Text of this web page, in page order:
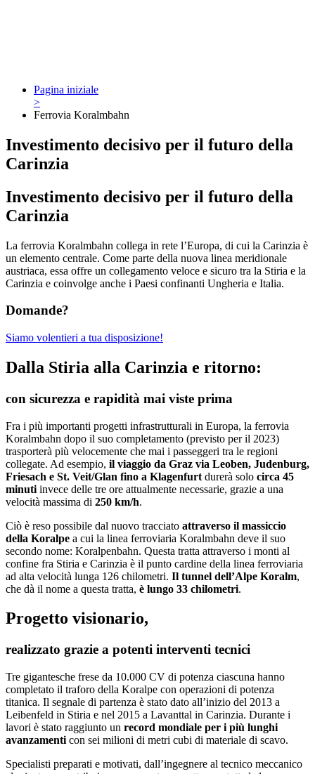
Pagina iniziale
>
Ferrovia Koralmbahn
Investimento decisivo per il futuro della
Carinzia
Investimento decisivo per il futuro della
Carinzia
La ferrovia Koralmbahn collega in rete l’Europa, di cui la Carinzia è
un elemento centrale. Come parte della nuova linea meridionale
austriaca, essa offre un collegamento veloce e sicuro tra la Stiria e la
Carinzia e coinvolge anche i Paesi confinanti Ungheria e Italia.
Domande?
Siamo volentieri a tua disposizione!
Dalla Stiria alla Carinzia e ritorno:
con sicurezza e rapidità mai viste prima
Fra i più importanti progetti infrastrutturali in Europa, la ferrovia
Koralmbahn dopo il suo completamento (previsto per il 2023)
trasporterà più velocemente che mai i passeggeri tra le regioni
collegate. Ad esempio, il viaggio da Graz via Leoben, Judenburg,
Friesach e St. Veit/Glan fino a Klagenfurt durerà solo circa 45
minuti invece delle tre ore attualmente necessarie, grazie a una
velocità massima di 250 km/h.
Ciò è reso possibile dal nuovo tracciato attraverso il massiccio
della Koralpe a cui la linea ferroviaria Koralmbahn deve il suo
secondo nome: Koralpenbahn. Questa tratta attraverso i monti al
confine fra Stiria e Carinzia è il punto cardine della linea ferroviaria
ad alta velocità lunga 126 chilometri. Il tunnel dell’Alpe Koralm,
che dà il nome a questa tratta, è lungo 33 chilometri.
Progetto visionario,
realizzato grazie a potenti interventi tecnici
Tre gigantesche frese da 10.000 CV di potenza ciascuna hanno
completato il traforo della Koralpe con operazioni di potenza
titanica. Il segnale di partenza è stato dato all’inizio del 2013 a
Leibenfeld in Stiria e nel 2015 a Lavanttal in Carinzia. Durante i
lavori è stato raggiunto un record mondiale per i più lunghi
avanzamenti con sei milioni di metri cubi di materiale di scavo.
Specialisti preparati e motivati, dall’ingegnere al tecnico meccanico